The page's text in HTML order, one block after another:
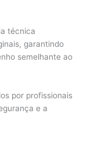
técnica
garantindo
semelhante ao
por profissionais
e a